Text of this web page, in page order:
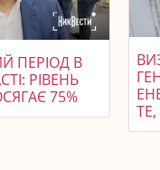
ПЕРІОД В
РІВЕНЬ
75%